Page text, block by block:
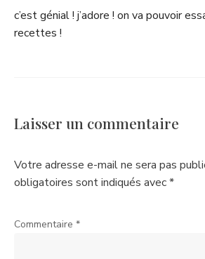
c’est génial ! j’adore ! on va pouvoir
recettes !
Laisser un commentaire
Votre adresse e-mail ne sera pas
obligatoires sont indiqués avec*
Commentaire *